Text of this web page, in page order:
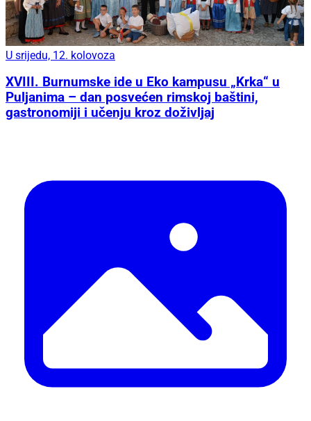
U srijedu, 12. kolovoza
XVIII. Burnumske ide u Eko kampusu „Krka“ u
Puljanima – dan posvećen rimskoj baštini,
gastronomiji i učenju kroz doživljaj